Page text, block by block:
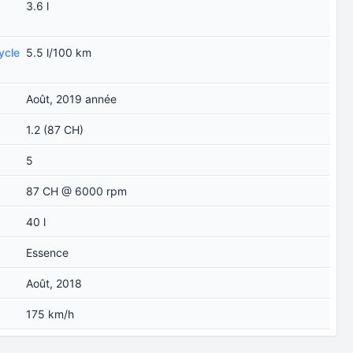
3.6 l
5.5 l/100 km
Août, 2019 année
1.2 (87 CH)
5
87 CH @ 6000 rpm
40 l
Essence
Août, 2018
175 km/h